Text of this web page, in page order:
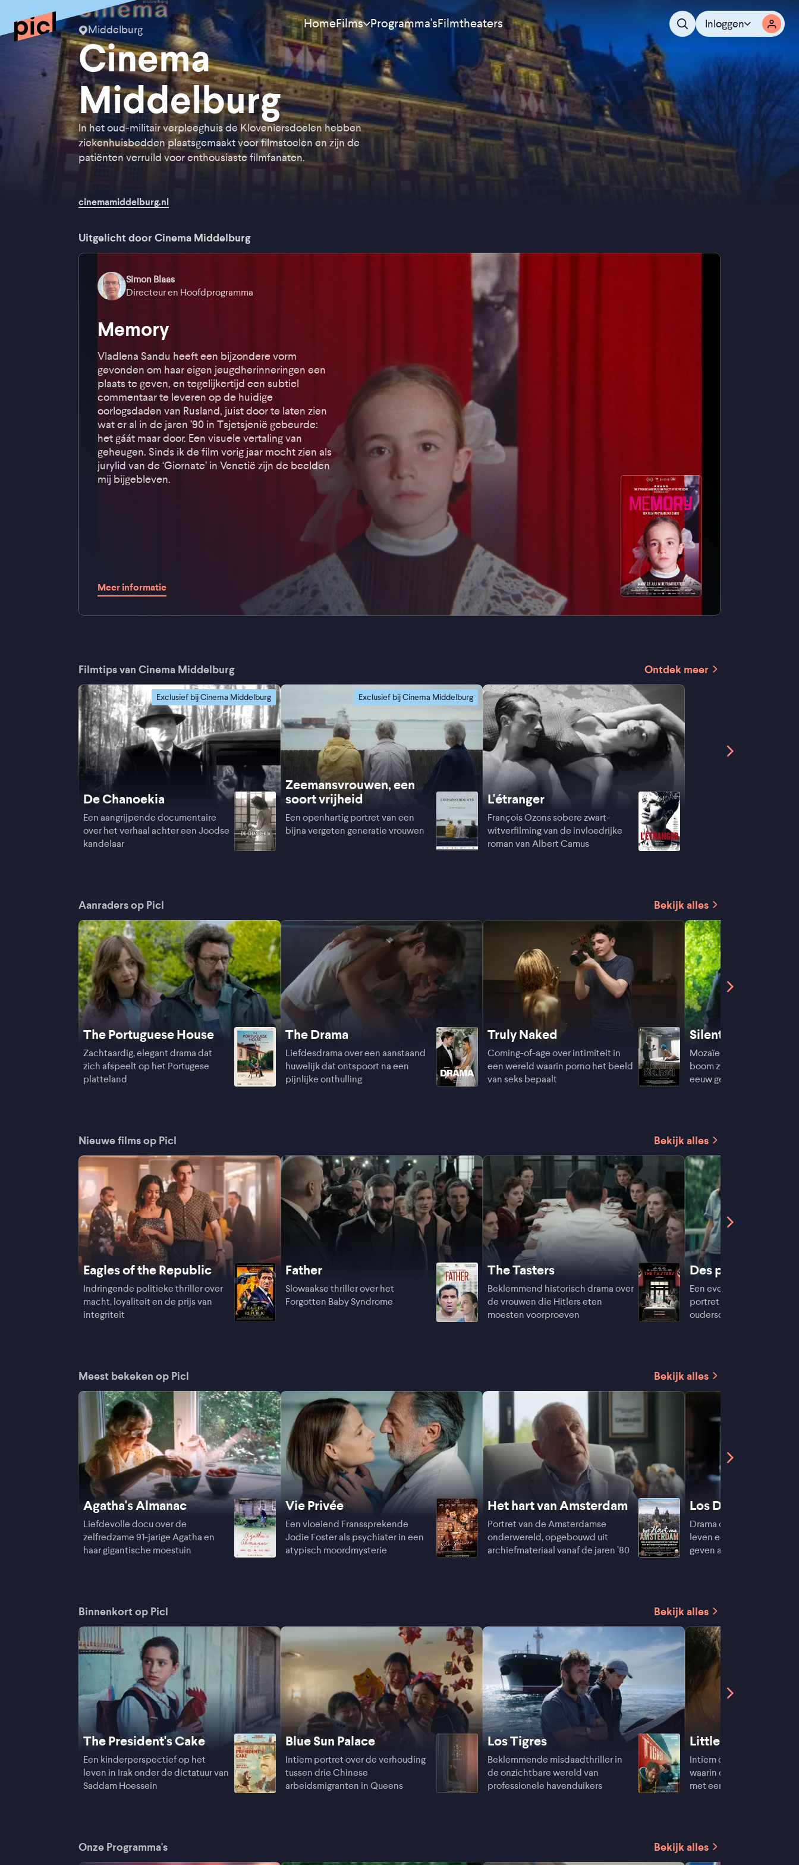
HomeFilms
Meest bekeken
Nieuw
Aanraders
Binnenkort
Programma'sFilmtheaters Inloggen
Middelburg
Cinema
Middelburg
In het oud-militair verpleeghuis de Kloveniersdoelen hebben
ziekenhuisbedden plaatsgemaakt voor filmstoelen en zijn de
patiënten verruild voor enthousiaste filmfanaten.
cinemamiddelburg.nl
Uitgelicht door Cinema Middelburg
Simon Blaas
Directeur en Hoofdprogramma
Memory
Vladlena Sandu heeft een bijzondere vorm
gevonden om haar eigen jeugdherinneringen een
plaats te geven, en tegelijkertijd een subtiel
commentaar te leveren op de huidige
oorlogsdaden van Rusland, juist door te laten zien
wat er al in de jaren ’90 in Tsjetsjenië gebeurde:
het gáát maar door. Een visuele vertaling van
geheugen. Sinds ik de film vorig jaar mocht zien als
jurylid van de ‘Giornate’ in Venetië zijn de beelden
mij bijgebleven.
Meer informatie
Filmtips van Cinema Middelburg Ontdek meer
Exclusief bij Cinema Middelburg
De Chanoekia
Een aangrijpende documentaire
over het verhaal achter een Joodse
kandelaar
Exclusief bij Cinema Middelburg
Zeemansvrouwen, een
soort vrijheid
Een openhartig portret van een
bijna vergeten generatie vrouwen
L'étranger
François Ozons sobere zwart-
witverfilming van de invloedrijke
roman van Albert Camus
Aanraders op Picl Bekijk alles
The Portuguese House
Zachtaardig, elegant drama dat
zich afspeelt op het Portugese
platteland
The Drama
Liefdesdrama over een aanstaand
huwelijk dat ontspoort na een
pijnlijke onthulling
Truly Naked
Coming-of-age over intimiteit in
een wereld waarin porno het beeld
van seks bepaalt
Silent Friend
Mozaïekverhaal waarin
boom zwijgend getuige is
eeuw geschiedenis
Nieuwe films op Picl Bekijk alles
Eagles of the Republic
Indringende politieke thriller over
macht, loyaliteit en de prijs van
integriteit
Father
Slowaakse thriller over het
Forgotten Baby Syndrome
The Tasters
Beklemmend historisch drama over
de vrouwen die Hitlers eten
moesten voorproeven
Des preuves
Een even teder als
portret van (aanstaand)
ouderschap
Meest bekeken op Picl Bekijk alles
Agatha's Almanac
Liefdevolle docu over de
zelfredzame 91-jarige Agatha en
haar gigantische moestuin
Vie Privée
Een vloeiend Franssprekende
Jodie Foster als psychiater in een
atypisch moordmysterie
Het hart van Amsterdam
Portret van de Amsterdamse
onderwereld, opgebouwd uit
archiefmateriaal vanaf de jaren ’80
Los Domingos
Drama over een meisje
leven een onverwachte
geven als non in een
Binnenkort op Picl Bekijk alles
The President's Cake
Een kinderperspectief op het
leven in Irak onder de dictatuur van
Saddam Hoessein
Blue Sun Palace
Intiem portret over de verhouding
tussen drie Chinese
arbeidsmigranten in Queens
Los Tigres
Beklemmende misdaadthriller in
de onzichtbare wereld van
professionele havenduikers
Little Trouble Girls
Intiem coming-of-age-
waarin ontluikend
met een katholieke
Onze Programma's Bekijk alles